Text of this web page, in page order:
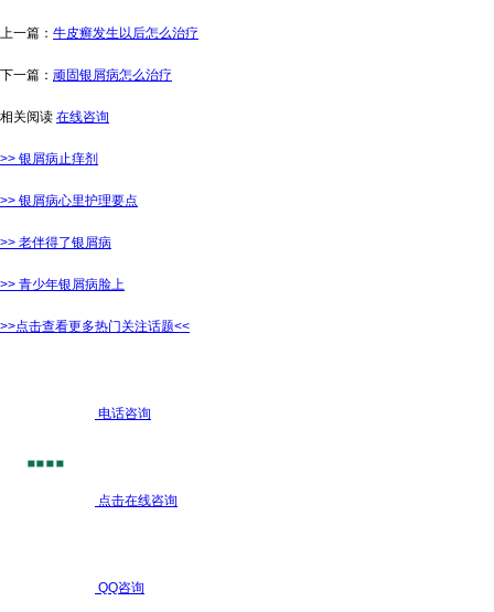
上一篇： 牛皮癣发生以后怎么治疗
下一篇： 顽固银屑病怎么治疗
相关阅读 在线咨询
>> 银屑病止痒剂
>> 银屑病心里护理要点
>> 老伴得了银屑病
>> 青少年银屑病脸上
>>点击查看更多热门关注话题<<
电话咨询
点击在线咨询
QQ咨询